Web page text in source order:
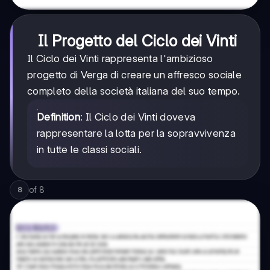
Il Progetto del Ciclo dei Vinti
Il Ciclo dei Vinti rappresenta l'ambizioso
progetto di Verga di creare un affresco sociale
completo della società italiana del suo tempo.
Definition: Il Ciclo dei Vinti doveva
rappresentare la lotta per la sopravvivenza
in tutte le classi sociali.
8 of 8